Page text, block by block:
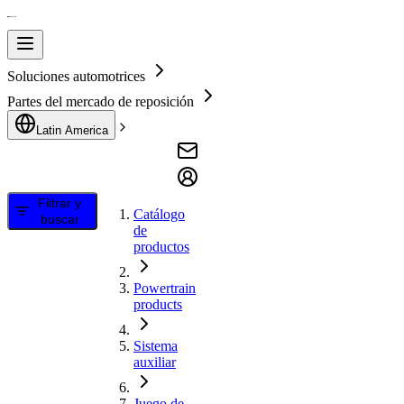
Soluciones automotrices
Partes del mercado de reposición
Latin America
Filtrar y
buscar
Catálogo
de
productos
Powertrain
products
Sistema
auxiliar